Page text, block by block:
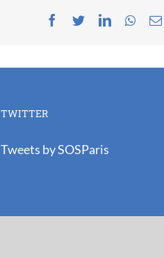
Facebook
TwitterLinkedIn
TWITTER
Tweets by SOSParis